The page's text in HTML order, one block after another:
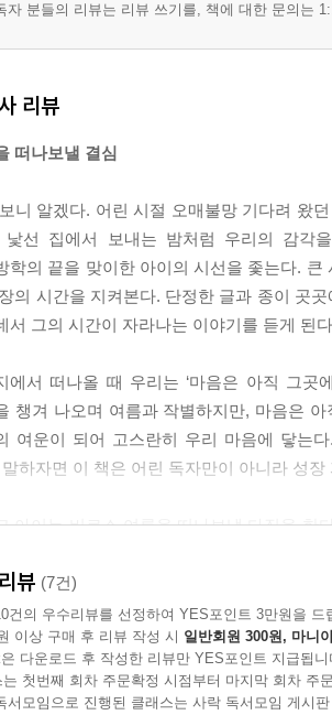
자 분들의 리뷰는 리뷰 쓰기를, 책에 대한 문의는
리뷰
떠나보낼 결심
니 알겠다. 어린 시절 오매불망 기다려 왔
낯선 집에서 보내는 밤처럼 우리의 감각
학의 끝을 맞이한 아이의 시선을 좇는다.
의 시간을 지켜본다. 단정한 글과 종이 곳
서 그의 시간이 자라나는 이야기를 듣게 된
에서 떠나올 때 우리는 ‘마음은 아직 그
챙겨 나오며 여름과 작별하지만, 마음은
여운이 되어 고스란히 우리 마음에 닿는
하자면 이 책은 어린 독자만이 아니라 성
아이는 비로소 여름을 떠나보낼 다짐을 한
이 줄어드는 게 아니라 마음이 조금씩 자
미가 되어 준다.
돌아가는 용기
뷰 (7건)
건의 우수리뷰를 선정하여 YES포인트 3만원을 드
이상 구매 후 리뷰 작성 시 일반회원 300원, 마니
다운로드 후 작성한 리뷰만 YES포인트 지급됩니
는 첫번째 회차 주문확정 시점부터 마지막 회차 주
서모임으로 진행된 클래스는 사락 독서모임 게시